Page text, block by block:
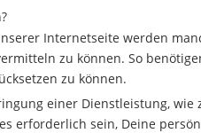
Internetseite werden
zu können. So
zu können.
einer Dienstleistung,
erforderlich sein, Deine